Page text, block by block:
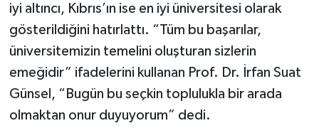
iyi altıncı, Kıbrıs’ın ise en iyi üniversitesi olarak
gösterildiğini hatırlattı. “Tüm bu başarılar,
üniversitemizin temelini oluşturan sizlerin
emeğidir” ifadelerini kullanan Prof. Dr. İrfan Suat
Günsel, “Bugün bu seçkin toplulukla bir arada
olmaktan onur duyuyorum” dedi.